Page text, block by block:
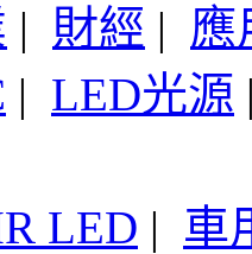
| 財經 | 應
| LED光源
LED | 車